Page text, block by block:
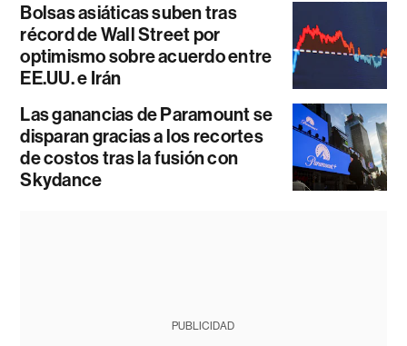
Bolsas asiáticas suben tras
récord de Wall Street por
optimismo sobre acuerdo entre
EE.UU. e Irán
Las ganancias de Paramount se
disparan gracias a los recortes
de costos tras la fusión con
Skydance
PUBLICIDAD